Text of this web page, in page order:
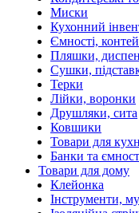
Миски
Кухонний
Ємності,
Пляшки,
Сушки,
Терки
Лійки, воронки
Друшляки, сита
Ковшики
Товари для
Банки та
Товари для дому
Клейонка
Інструменти,